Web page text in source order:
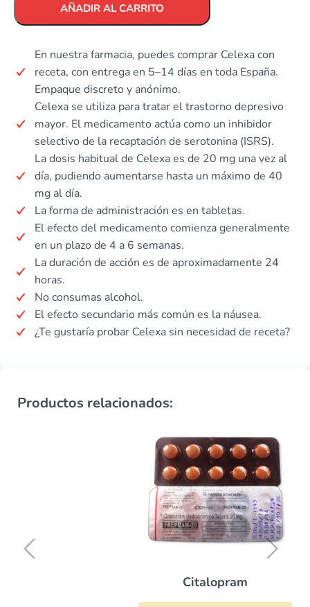
AÑADIR AL CARRITO
En nuestra farmacia, puedes comprar Celexa con
receta, con entrega en 5–14 días en toda España.
Empaque discreto y anónimo.
Celexa se utiliza para tratar el trastorno depresivo
mayor. El medicamento actúa como un inhibidor
selectivo de la recaptación de serotonina (ISRS).
La dosis habitual de Celexa es de 20 mg una vez al
día, pudiendo aumentarse hasta un máximo de 40
mg al día.
La forma de administración es en tabletas.
El efecto del medicamento comienza generalmente
en un plazo de 4 a 6 semanas.
La duración de acción es de aproximadamente 24
horas.
No consumas alcohol.
El efecto secundario más común es la náusea.
¿Te gustaría probar Celexa sin necesidad de receta?
Productos relacionados:
Citalopram